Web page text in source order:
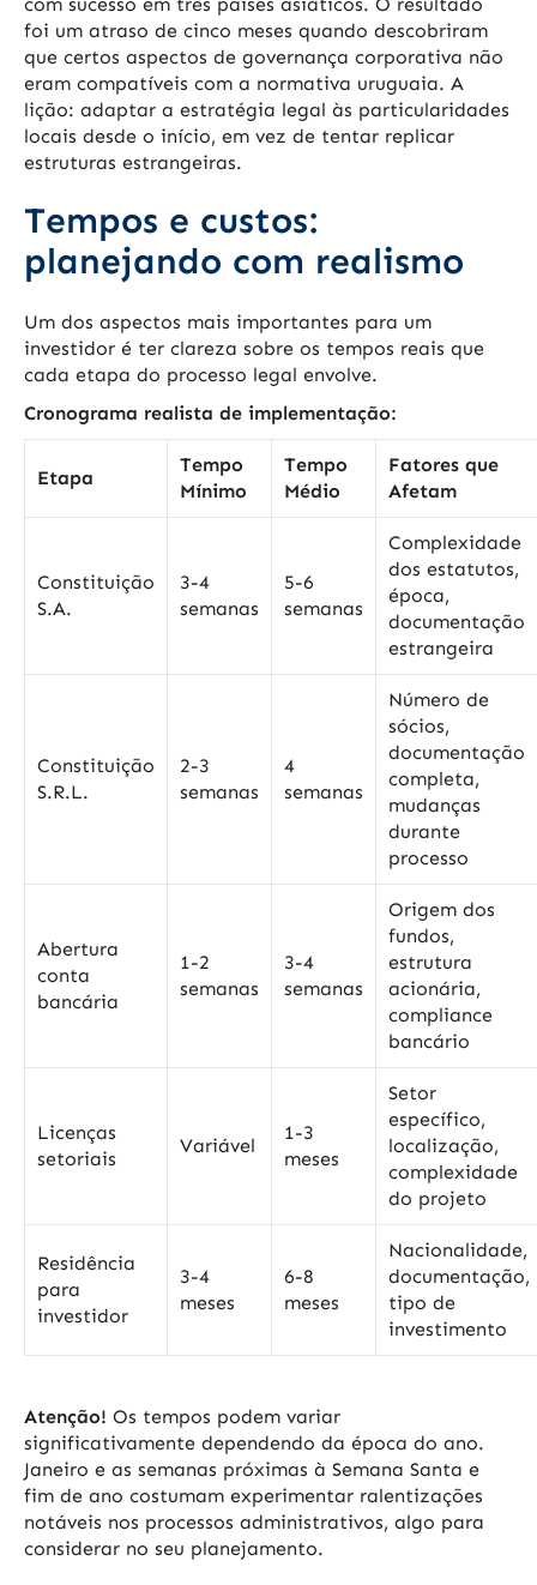
foi um atraso de cinco meses quando descobriram
que certos aspectos de governança corporativa não
eram compatíveis com a normativa uruguaia. A
lição: adaptar a estratégia legal às particularidades
locais desde o início, em vez de tentar replicar
estruturas estrangeiras.
Tempos e custos:
planejando com realismo
Um dos aspectos mais importantes para um
investidor é ter clareza sobre os tempos reais que
cada etapa do processo legal envolve.
Cronograma realista de implementação:
Etapa
Tempo
Mínimo
Tempo
Médio
Fatores que
Afetam
Constituição
S.A.
3-4
semanas
5-6
semanas
Complexidade
dos estatutos,
época,
documentação
estrangeira
Constituição
S.R.L.
2-3
semanas
4
semanas
Número de
sócios,
documentação
completa,
mudanças
durante
processo
Abertura
conta
bancária
1-2
semanas
3-4
semanas
Origem dos
fundos,
estrutura
acionária,
compliance
bancário
Licenças
setoriais
Variável
1-3
meses
Setor
específico,
localização,
complexidade
do projeto
Residência
para
investidor
3-4
meses
6-8
meses
Nacionalidade,
documentação,
tipo de
investimento
Atenção! Os tempos podem variar
significativamente dependendo da época do ano.
Janeiro e as semanas próximas à Semana Santa e
fim de ano costumam experimentar ralentizações
notáveis nos processos administrativos, algo para
considerar no seu planejamento.